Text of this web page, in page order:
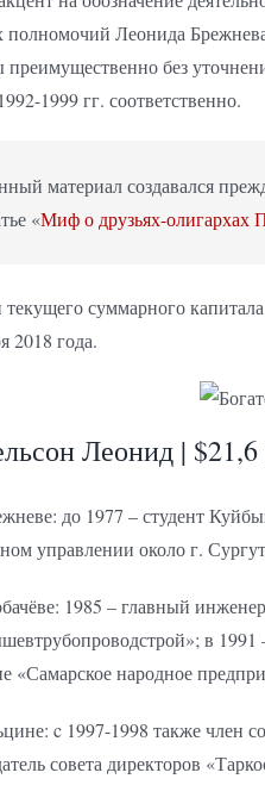
Леонида
преимущественно без
1999 гг. соответственно.
материал создавался
«Миф о друзьях-олигархах
суммарного
2018 года.
Леонид |
до 1977 – студент
управлении около г.
1985 – главный
в 1991
«Самарское народное
c 1997-1998 также член
совета директоров